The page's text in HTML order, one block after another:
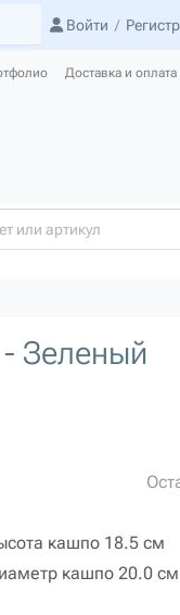
Войти /
Доставка и оплата
Зеленый
кашпо 18.5 см
кашпо 20.0 см